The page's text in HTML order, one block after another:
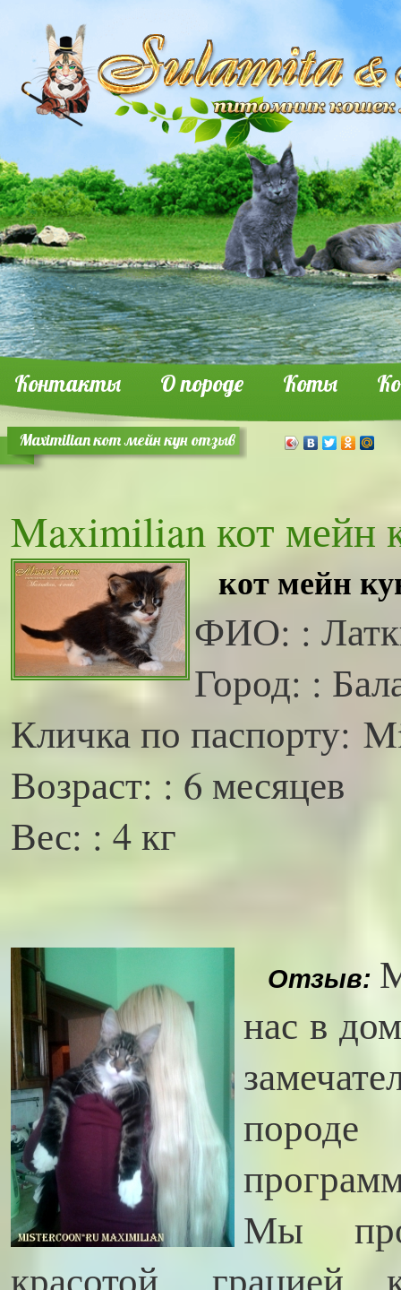
Контакты О породе Коты
Maximilian кот мейн кун отзыв
Maximilian кот мейн
кот мейн
ФИО: :
Город: :
Кличка по паспорту:
Возраст: : 6 месяцев
Вес: : 4 кг
Отзыв:
нас в
Мы
красотой, грацией